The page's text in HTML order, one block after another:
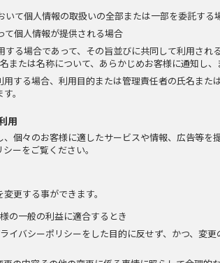
いて個人情報の取扱いの全部または一部を委託する
て個人情報が提供される場合
する場合であって、その旨並びに共同して利用さ
または名称について、あらかじめお客様に通知し
する場合、利用目的または管理責任者の氏名ま
。
用
個々のお客様に適したサービスや情報、広告等
ーをご覧ください。
更する事ができます。
の一般の利益に適合するとき
イバシーポリシーをした目的に反せず、かつ、変